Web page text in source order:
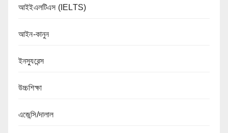
আইইএলটিএস (IELTS)
আইন-কানুন
ইনস্যুরেন্স
উচ্চশিক্ষা
এজেন্সি/দালাল